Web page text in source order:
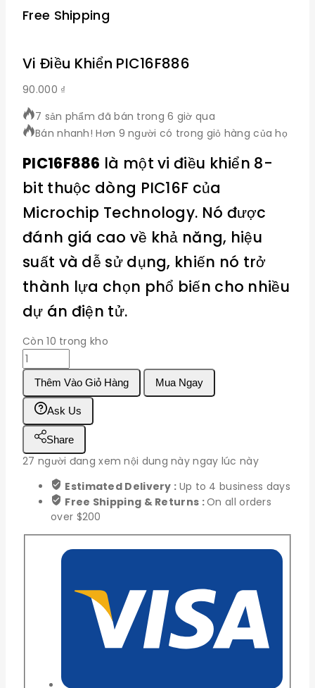
Free Shipping
Vi Điều Khiển PIC16F886
90.000 ₫
7 sản phẩm đã bán trong 6 giờ qua
Bán nhanh! Hơn 9 người có trong giỏ hàng của họ
PIC16F886 là một vi điều khiển 8-
bit thuộc dòng PIC16F của
Microchip Technology. Nó được
đánh giá cao về khả năng, hiệu
suất và dễ sử dụng, khiến nó trở
thành lựa chọn phổ biến cho nhiều
dự án điện tử.
Còn 10 trong kho
Vi
Điều
Khiển
PIC16F886
lượng
Thêm Vào Giỏ Hàng Mua Ngay
Ask Us
Share
27 người đang xem nội dung này ngay lúc này
Estimated Delivery : Up to 4 business days
Free Shipping & Returns :On all orders
over $200